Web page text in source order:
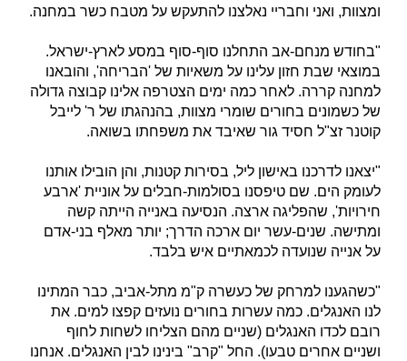
ומצוות, ואני וחבריי נאלצנו להתעקש על מטבח כשר במחנה.
"בחודש מנחם-אב התחלנו סוף-סוף במסע לארץ-ישראל.
במוצאי שבת חזון עלינו על משאיות של 'הבריחה', והובאנו
למחנה קררה. לאחר כמה ימים הצטרפה אלינו קבוצה גדולה
של כשמונים בחורים שומרי מצוות, בהנהגתו של ר' לייבל
קוטנר זצ"ל חסיד גור שאיבד את משפחתו בשואה.
"יצאנו לדרכנו באישון ליל, בסירות קטנות, והן הובילו אותנו
לעומק הים. שם טיפסנו בסולמות-חבלים על אוניית 'ארבע
חירויות', שהפליגה ארצה. הנסיעה באנייה הייתה קשה
ומתישה. שנים-עשר יום ארכה הדרך; יותר מאלף בני-אדם
על אנייה שנועדה לכמאתיים איש בלבד.
"כשהגענו למרחק של כעשרה ק"מ מתל-אביב, כבר המתינו
לנו האנגלים. כמה עשרות בחורים נועזים קפצו למים. את
רובם לכדו האנגלים (שניים מהם הצליחו לשחות לחוף
ושניים אחרים טבעו). החל "קרב" בינינו לבין האנגלים. אנחנו